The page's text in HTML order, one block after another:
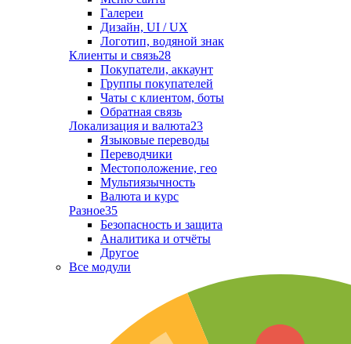
Галереи
Дизайн, UI / UX
Логотип, водяной знак
Клиенты и связь28
Покупатели, аккаунт
Группы покупателей
Чаты с клиентом, боты
Обратная связь
Локализация и валюта23
Языковые переводы
Переводчики
Местоположение, гео
Мультиязычность
Валюта и курс
Разное35
Безопасность и защита
Аналитика и отчёты
Другое
Все модули